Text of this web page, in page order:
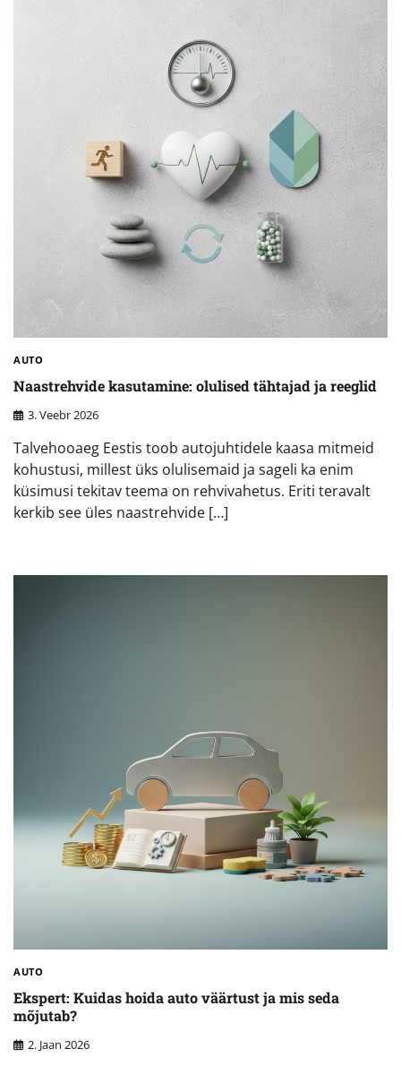
AUTO
Naastrehvide kasutamine: olulised tähtajad ja reeglid
3. Veebr 2026
Talvehooaeg Eestis toob autojuhtidele kaasa mitmeid
kohustusi, millest üks olulisemaid ja sageli ka enim
küsimusi tekitav teema on rehvivahetus. Eriti teravalt
kerkib see üles naastrehvide […]
AUTO
Ekspert: Kuidas hoida auto väärtust ja mis seda
mõjutab?
2. Jaan 2026